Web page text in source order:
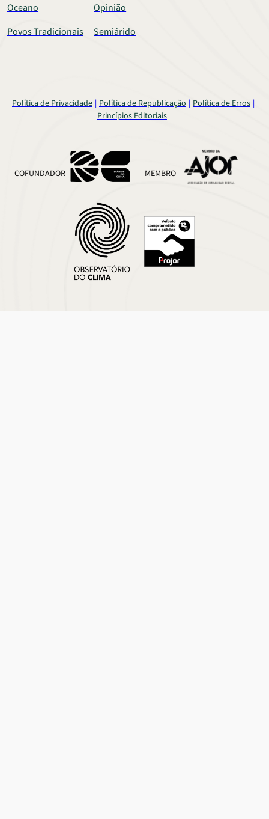
Oceano
Opinião
Povos Tradicionais
Semiárido
Política de Privacidade Política de Republicação
Política de Erros
Princípios Editoriais
COFUNDADOR MEMBRO